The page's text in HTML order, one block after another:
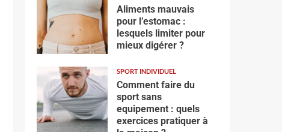
Aliments mauvais
pour l’estomac :
lesquels limiter pour
mieux digérer ?
SPORT INDIVIDUEL
Comment faire du
sport sans
equipement : quels
exercices pratiquer à